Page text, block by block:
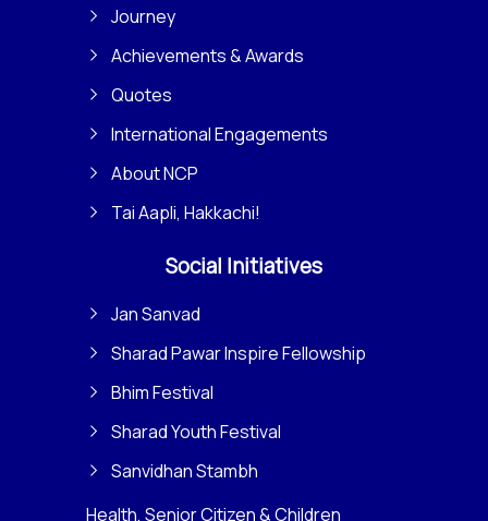
Journey
Achievements & Awards
Quotes
International Engagements
About NCP
Tai Aapli, Hakkachi!
Social Initiatives
Jan Sanvad
Sharad Pawar Inspire Fellowship
Bhim Festival
Sharad Youth Festival
Sanvidhan Stambh
Health, Senior Citizen & Children